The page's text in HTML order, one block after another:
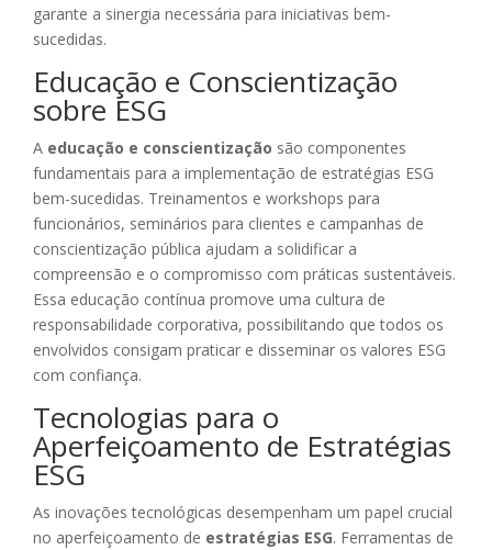
garante a sinergia necessária para iniciativas bem-
sucedidas.
Educação e Conscientização
sobre ESG
A educação e conscientização são componentes
fundamentais para a implementação de estratégias ESG
bem-sucedidas. Treinamentos e workshops para
funcionários, seminários para clientes e campanhas de
conscientização pública ajudam a solidificar a
compreensão e o compromisso com práticas sustentáveis.
Essa educação contínua promove uma cultura de
responsabilidade corporativa, possibilitando que todos os
envolvidos consigam praticar e disseminar os valores ESG
com confiança.
Tecnologias para o
Aperfeiçoamento de Estratégias
ESG
As inovações tecnológicas desempenham um papel crucial
no aperfeiçoamento de estratégias ESG. Ferramentas de